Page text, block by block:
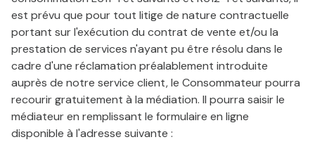
est prévu que pour tout litige de nature contractuelle
portant sur l'exécution du contrat de vente et/ou la
prestation de services n'ayant pu être résolu dans le
cadre d'une réclamation préalablement introduite
auprès de notre service client, le Consommateur pourra
recourir gratuitement à la médiation. Il pourra saisir le
médiateur en remplissant le formulaire en ligne
disponible à l'adresse suivante :